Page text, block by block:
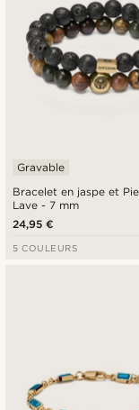
Bracelet en jaspe et
Lave - 7 mm
Gravable
24,95 €
5 COULEURS